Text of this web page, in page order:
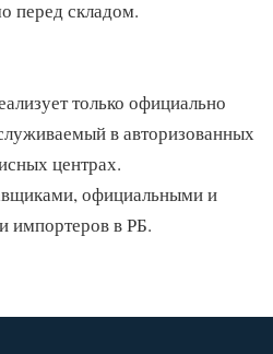
перед складом.
только официально
в авторизованных
центрах.
официальными и
импортеров в РБ.